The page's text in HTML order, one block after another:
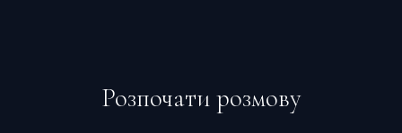
Розпочати розмову